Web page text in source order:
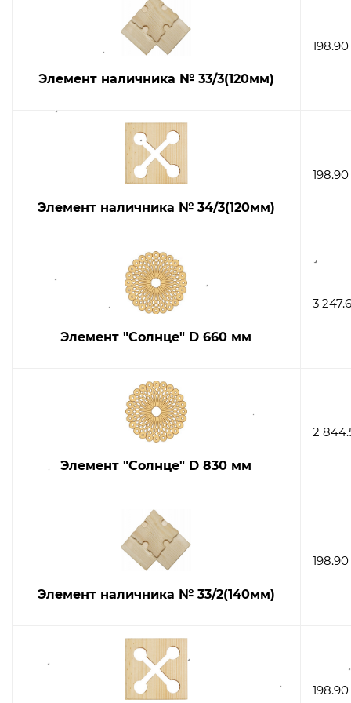
Элемент наличника № 33/3(120мм)
Элемент наличника № 34/3(120мм)
Элемент "Солнце" D 660 мм
3
Элемент "Солнце" D 830 мм
2
Элемент наличника № 33/2(140мм)